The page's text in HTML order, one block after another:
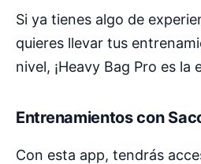
Si ya tienes algo de
quieres llevar tus
nivel, ¡Heavy Bag Pro es
Entrenamientos con
Con esta app, tendrás